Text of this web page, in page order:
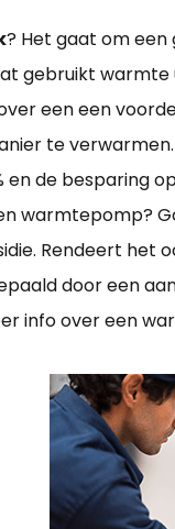
? Het gaat om
gebruikt warmte
een een
te
en de besparing
warmtepomp?
Rendeert het
door een
info over een